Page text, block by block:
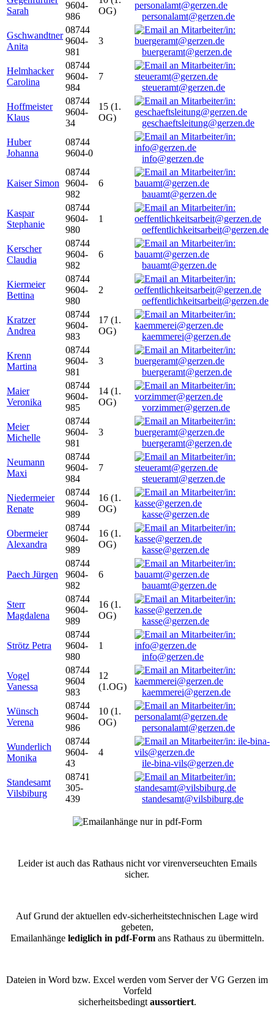
Sarah
9604-
986
OG)
personalamt@gerzen.de
Gschwandtner
Anita
08744
9604-
981
3
buergeramt@gerzen.de
Helmhacker
Carolina
08744
9604-
984
7
steueramt@gerzen.de
Hoffmeister
Klaus
08744
9604-
34
15 (1.
OG)
geschaeftsleitung@gerzen.de
Huber
Johanna
08744
9604-0
info@gerzen.de
Kaiser Simon
08744
9604-
982
6
bauamt@gerzen.de
Kaspar
Stephanie
08744
9604-
980
1
oeffentlichkeitsarbeit@gerzen.de
Kerscher
Claudia
08744
9604-
982
6
bauamt@gerzen.de
Kiermeier
Bettina
08744
9604-
980
2
oeffentlichkeitsarbeit@gerzen.de
Kratzer
Andrea
08744
9604-
983
17 (1.
OG)
kaemmerei@gerzen.de
Krenn
Martina
08744
9604-
981
3
buergeramt@gerzen.de
Maier
Veronika
08744
9604-
985
14 (1.
OG)
vorzimmer@gerzen.de
Meier
Michelle
08744
9604-
981
3
buergeramt@gerzen.de
Neumann
Maxi
08744
9604-
984
7
steueramt@gerzen.de
Niedermeier
Renate
08744
9604-
989
16 (1.
OG)
kasse@gerzen.de
Obermeier
Alexandra
08744
9604-
989
16 (1.
OG)
kasse@gerzen.de
Paech Jürgen
08744
9604-
982
6
bauamt@gerzen.de
Sterr
Magdalena
08744
9604-
989
16 (1.
OG)
kasse@gerzen.de
Strötz Petra
08744
9604-
980
1
info@gerzen.de
Vogel
Vanessa
08744
9604
983
12
(1.OG)
kaemmerei@gerzen.de
Wünsch
Verena
08744
9604-
986
10 (1.
OG)
personalamt@gerzen.de
Wunderlich
Monika
08744
9604-
43
4
ile-bina-vils@gerzen.de
Standesamt
Vilsbiburg
08741
305-
439
standesamt@vilsbiburg.de
Leider ist auch das Rathaus nicht vor virenverseuchten Emails
sicher.
Auf Grund der aktuellen edv-sicherheitstechnischen Lage wird
gebeten,
Emailanhänge lediglich in pdf-Formans Rathaus zu übermitteln.
Dateien in Word bzw. Excel werden vom Server der VG Gerzen im
Vorfeld
sicherheitsbedingt aussortiert.